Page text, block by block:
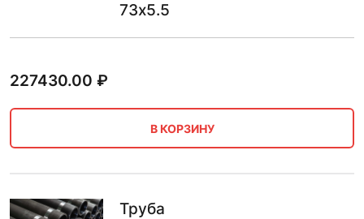
73х5.5
227430.00 ₽
В КОРЗИНУ
Труба